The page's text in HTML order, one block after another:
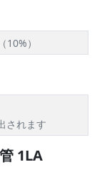
10%）
されます
1LA